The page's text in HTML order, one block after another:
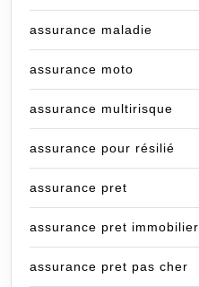
assurance maladie
assurance moto
assurance multirisque
assurance pour résilié
assurance pret
assurance pret immobilier
assurance pret pas cher